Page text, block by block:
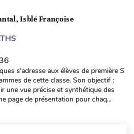
Isblé Françoise
s'adresse aux élèves de première S
de cette classe. Son objectif :
une vue précise et synthétique des
page de présentation pour chaq...